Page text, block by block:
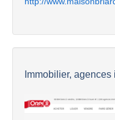
Immobilier,